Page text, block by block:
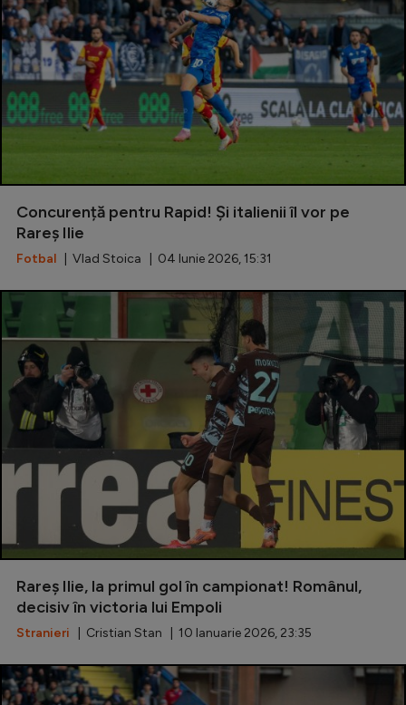
Concurență pentru Rapid! Și italienii îl vor pe
Rareș Ilie
Fotbal | Vlad Stoica | 04 Iunie 2026, 15:31
Rareș Ilie, la primul gol în campionat! Românul,
decisiv în victoria lui Empoli
Stranieri | Cristian Stan | 10 Ianuarie 2026, 23:35